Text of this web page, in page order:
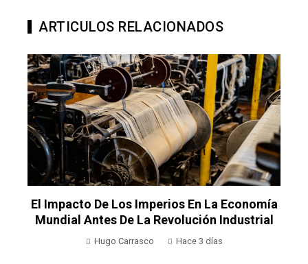
ARTICULOS RELACIONADOS
El Impacto De Los Imperios En La Economía
Mundial Antes De La Revolución Industrial
Hugo Carrasco Hace 3 días